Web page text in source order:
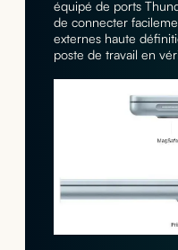
équipé de ports
de connecter
externes haute
poste de travail en